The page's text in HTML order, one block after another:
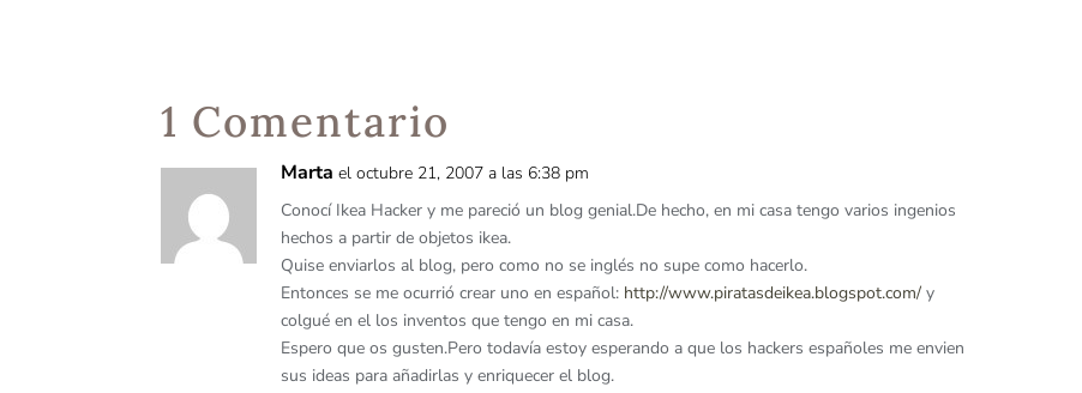
1 Comentario
Marta el octubre 21, 2007 a las 6:38 pm
Conocí Ikea Hacker y me pareció un blog genial.De hecho, en mi casa tengo varios ingenios
hechos a partir de objetos ikea.
Quise enviarlos al blog, pero como no se inglés no supe como hacerlo.
Entonces se me ocurrió crear uno en español: http://www.piratasdeikea.blogspot.com/ y
colgué en el los inventos que tengo en mi casa.
Espero que os gusten.Pero todavía estoy esperando a que los hackers españoles me envien
sus ideas para añadirlas y enriquecer el blog.